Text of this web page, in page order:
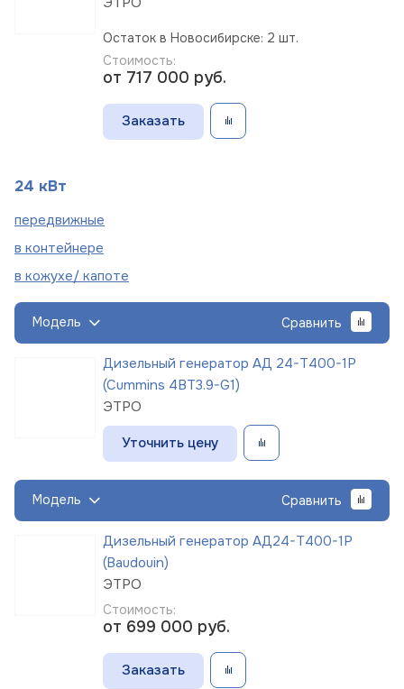
Остаток в Новосибирске: 2 шт.
Стоимость:
от 717 000 руб.
Заказать
24 кВт
передвижные
в контейнере
в кожухе/ капоте
Модель Сравнить
Дизельный генератор АД 24-Т400-1Р
(Cummins 4BT3.9-G1)
ЭТРО
Уточнить цену
Модель Сравнить
Дизельный генератор АД24-Т400-1Р
(Baudouin)
ЭТРО
Стоимость:
от 699 000 руб.
Заказать